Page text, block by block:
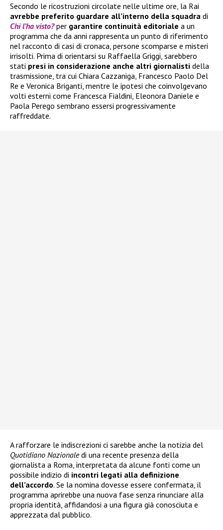
Secondo le ricostruzioni circolate nelle ultime ore, la Rai
avrebbe preferito guardare all’interno della squadra di
Chi l’ha visto? per garantire continuità editoriale a un
programma che da anni rappresenta un punto di riferimento
nel racconto di casi di cronaca, persone scomparse e misteri
irrisolti. Prima di orientarsi su Raffaella Griggi, sarebbero
stati presi in considerazione anche altri giornalisti della
trasmissione, tra cui Chiara Cazzaniga, Francesco Paolo Del
Re e Veronica Briganti, mentre le ipotesi che coinvolgevano
volti esterni come Francesca Fialdini, Eleonora Daniele e
Paola Perego sembrano essersi progressivamente
raffreddate.
A rafforzare le indiscrezioni ci sarebbe anche la notizia del
Quotidiano Nazionaledi una recente presenza della
giornalista a Roma, interpretata da alcune fonti come un
possibile indizio di incontri legati alla definizione
dell’accordo. Se la nomina dovesse essere confermata, il
programma aprirebbe una nuova fase senza rinunciare alla
propria identità, affidandosi a una figura già conosciuta e
apprezzata dal pubblico.